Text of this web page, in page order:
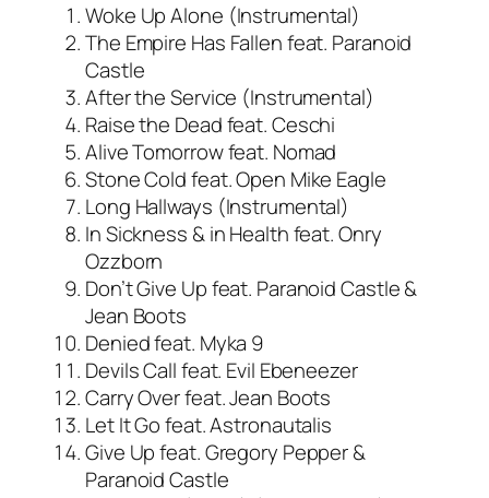
Woke Up Alone (Instrumental)
The Empire Has Fallen feat. Paranoid
Castle
After the Service (Instrumental)
Raise the Dead feat. Ceschi
Alive Tomorrow feat. Nomad
Stone Cold feat. Open Mike Eagle
Long Hallways (Instrumental)
In Sickness & in Health feat. Onry
Ozzborn
Don’t Give Up feat. Paranoid Castle &
Jean Boots
Denied feat. Myka 9
Devils Call feat. Evil Ebeneezer
Carry Over feat. Jean Boots
Let It Go feat. Astronautalis
Give Up feat. Gregory Pepper &
Paranoid Castle